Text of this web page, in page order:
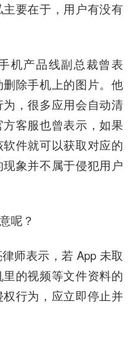
要在于，用户有没有
机产品线副总裁曾表
除手机上的图片。他
，很多应用会自动清
客服也曾表示，如果
件就可以获取对应的
象并不属于侵犯用户
呢？
师表示，若 App 未取
的视频等文件资料的
行为，应立即停止并